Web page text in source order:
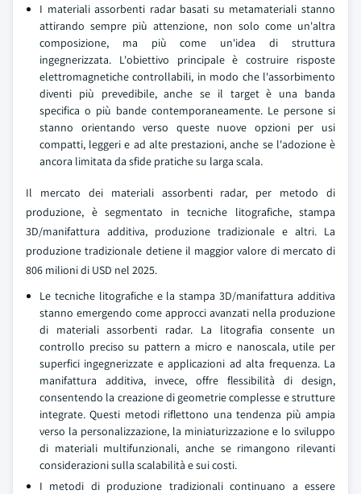
I materiali assorbenti radar basati su metamateriali stanno
attirando sempre più attenzione, non solo come un'altra
composizione, ma più come un'idea di struttura
ingegnerizzata. L'obiettivo principale è costruire risposte
elettromagnetiche controllabili, in modo che l'assorbimento
diventi più prevedibile, anche se il target è una banda
specifica o più bande contemporaneamente. Le persone si
stanno orientando verso queste nuove opzioni per usi
compatti, leggeri e ad alte prestazioni, anche se l'adozione è
ancora limitata da sfide pratiche su larga scala.
Il mercato dei materiali assorbenti radar, per metodo di
produzione, è segmentato in tecniche litografiche, stampa
3D/manifattura additiva, produzione tradizionale e altri. La
produzione tradizionale detiene il maggior valore di mercato di
806 milioni di USD nel 2025.
Le tecniche litografiche e la stampa 3D/manifattura additiva
stanno emergendo come approcci avanzati nella produzione
di materiali assorbenti radar. La litografia consente un
controllo preciso su pattern a micro e nanoscala, utile per
superfici ingegnerizzate e applicazioni ad alta frequenza. La
manifattura additiva, invece, offre flessibilità di design,
consentendo la creazione di geometrie complesse e strutture
integrate. Questi metodi riflettono una tendenza più ampia
verso la personalizzazione, la miniaturizzazione e lo sviluppo
di materiali multifunzionali, anche se rimangono rilevanti
considerazioni sulla scalabilità e sui costi.
I metodi di produzione tradizionali continuano a essere